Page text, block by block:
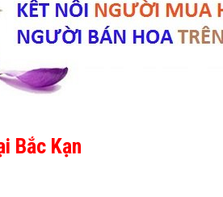
Bắc Kạn